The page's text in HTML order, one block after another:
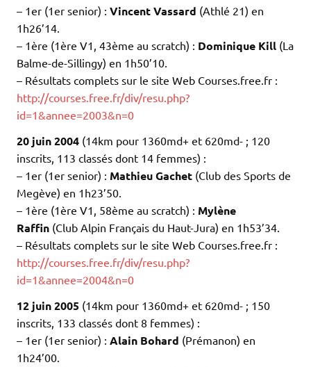
– 1er (1er senior) : Vincent Vassard (Athlé 21) en
1h26’14.
– 1ère (1ère V1, 43ème au scratch) : Dominique Kill (La
Balme-de-Sillingy) en 1h50’10.
– Résultats complets sur le site Web Courses.free.fr :
http://courses.free.fr/div/resu.php?
id=1&annee=2003&n=0
20 juin 2004 (14km pour 1360md+ et 620md- ; 120
inscrits, 113 classés dont 14 femmes) :
– 1er (1er senior) : Mathieu Gachet (Club des Sports de
Megève) en 1h23’50.
– 1ère (1ère V1, 58ème au scratch) : Mylène
Raffin (Club Alpin Français du Haut-Jura) en 1h53’34.
– Résultats complets sur le site Web Courses.free.fr :
http://courses.free.fr/div/resu.php?
id=1&annee=2004&n=0
12 juin 2005 (14km pour 1360md+ et 620md- ; 150
inscrits, 133 classés dont 8 femmes) :
– 1er (1er senior) : Alain Bohard (Prémanon) en
1h24’00.